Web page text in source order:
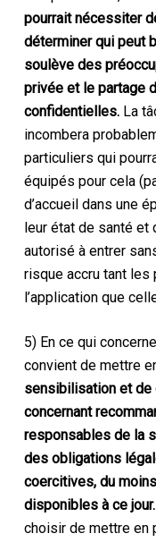
pourrait nécessiter
déterminer qui peut
soulève des
privée et le partage
confidentielles.La
incombera
particuliers qui
équipés pour cela
d’accueil dans une
leur état de santé et
autorisé à entrer
risque accru tant les
l’application que
5) En ce qui
convient de mettre
sensibilisation et
concernant
responsables de la
des obligations
coercitives, du
disponibles à ce
choisir de mettre en